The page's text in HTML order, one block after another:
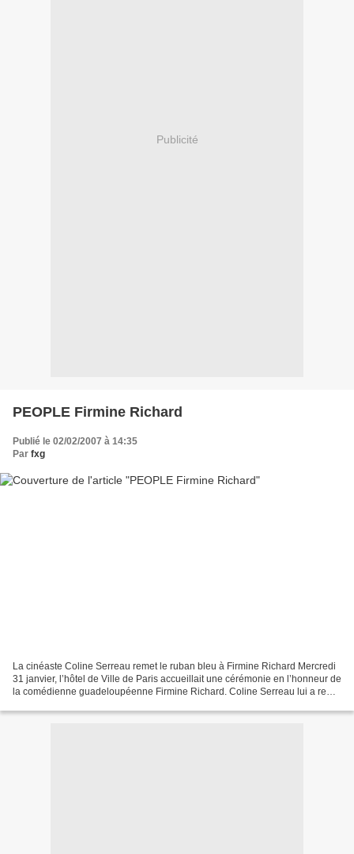
Publicité
PEOPLE Firmine Richard
Publié le 02/02/2007 à 14:35
Par fxg
La cinéaste Coline Serreau remet le ruban bleu à Firmine Richard Mercredi
31 janvier, l’hôtel de Ville de Paris accueillait une cérémonie en l’honneur de
la comédienne guadeloupéenne Firmine Richard. Coline Serreau lui a remis